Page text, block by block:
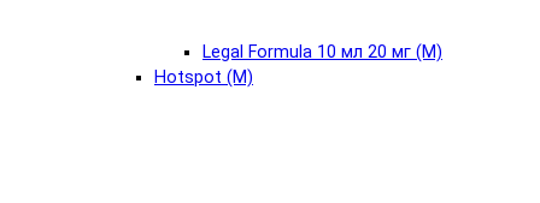
Legal Formula 10 мл 20 мг (М)
Hotspot (М)